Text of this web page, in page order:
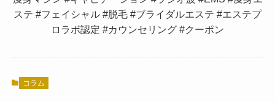
ステ #フェイシャル #脱毛 #ブライダルエステ #エステプ
ロラボ認定 #カウンセリング #クーポン
コラム